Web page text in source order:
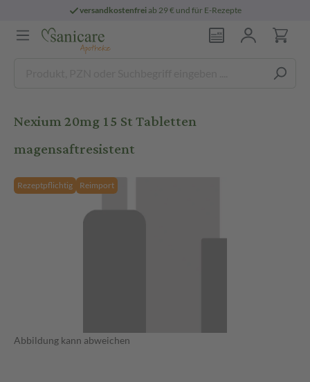
versandkostenfreiab 29 € und für E-Rezepte
Nexium 20mg 15 St Tabletten
magensaftresistent
Rezeptpflichtig Reimport
Abbildung kann abweichen